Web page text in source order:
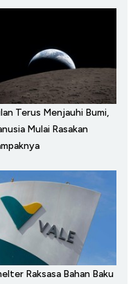
Terus Menjauhi Bumi,
Mulai Rasakan
Raksasa Bahan Baku